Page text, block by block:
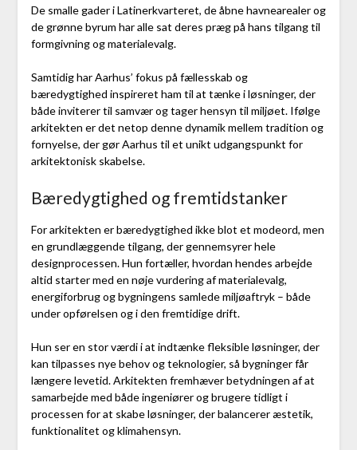
De smalle gader i Latinerkvarteret, de åbne havnearealer og
de grønne byrum har alle sat deres præg på hans tilgang til
formgivning og materialevalg.
Samtidig har Aarhus’ fokus på fællesskab og
bæredygtighed inspireret ham til at tænke i løsninger, der
både inviterer til samvær og tager hensyn til miljøet. Ifølge
arkitekten er det netop denne dynamik mellem tradition og
fornyelse, der gør Aarhus til et unikt udgangspunkt for
arkitektonisk skabelse.
Bæredygtighed og fremtidstanker
For arkitekten er bæredygtighed ikke blot et modeord, men
en grundlæggende tilgang, der gennemsyrer hele
designprocessen. Hun fortæller, hvordan hendes arbejde
altid starter med en nøje vurdering af materialevalg,
energiforbrug og bygningens samlede miljøaftryk – både
under opførelsen og i den fremtidige drift.
Hun ser en stor værdi i at indtænke fleksible løsninger, der
kan tilpasses nye behov og teknologier, så bygninger får
længere levetid. Arkitekten fremhæver betydningen af at
samarbejde med både ingeniører og brugere tidligt i
processen for at skabe løsninger, der balancerer æstetik,
funktionalitet og klimahensyn.